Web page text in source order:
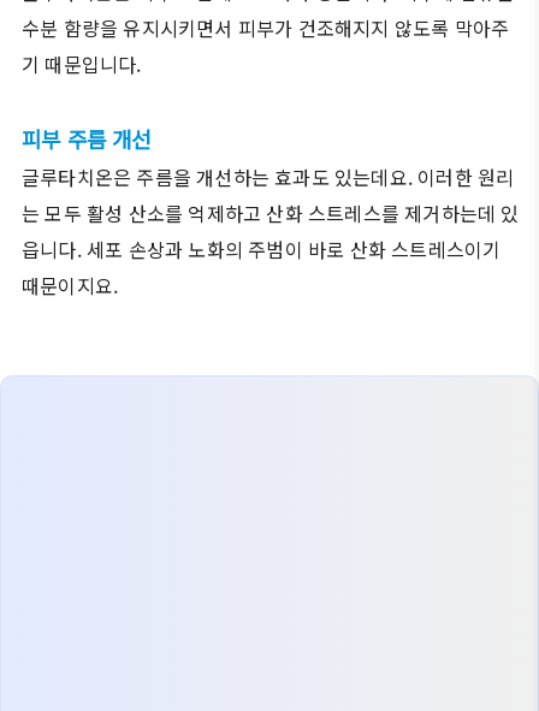
수분 함량을 유지시키면서 피부가 건조해지지 않도록 막아주
기 때문입니다.
피부 주름 개선
글루타치온은 주름을 개선하는 효과도 있는데요. 이러한 원리
는 모두 활성 산소를 억제하고 산화 스트레스를 제거하는데 있
읍니다. 세포 손상과 노화의 주범이 바로 산화 스트레스이기
때문이지요.